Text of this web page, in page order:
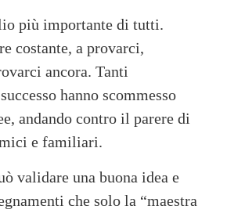
più importante di tutti.
costante, a provarci,
ancora. Tanti
hanno scommesso
andando contro il parere di
e familiari.
validare una buona idea e
che solo la “maestra